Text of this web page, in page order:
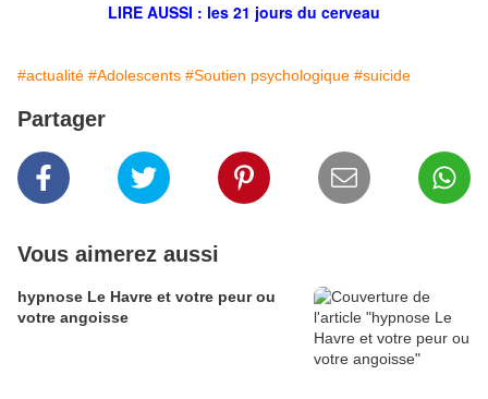
LIRE AUSSI : les 21 jours du cerveau
#actualité #Adolescents #Soutien psychologique #suicide
Partager
Vous aimerez aussi
hypnose Le Havre et votre peur ou
votre angoisse